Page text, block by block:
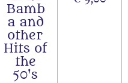
Bamb
a and
other
Hits of
the
50's